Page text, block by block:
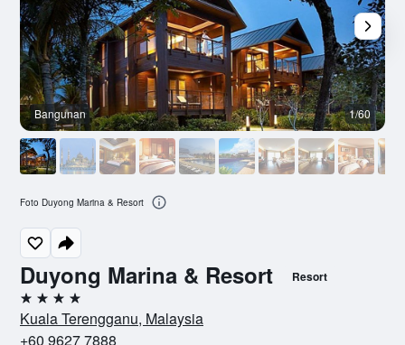
Duyong Marina & Resort Resort
4 bintang
Kuala Terengganu, Malaysia
+60 9627 7888
Bangunan 1/60
Foto Duyong Marina & Resort